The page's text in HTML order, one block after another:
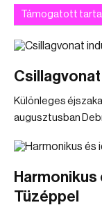
Támogatott
Különleges
augusztusban
Tüzéppel